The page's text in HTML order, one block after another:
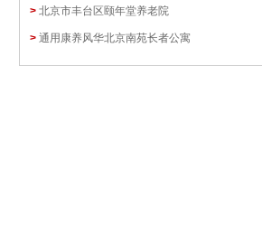
> 北京市丰台区颐年堂养老院
> 通用康养风华北京南苑长者公寓